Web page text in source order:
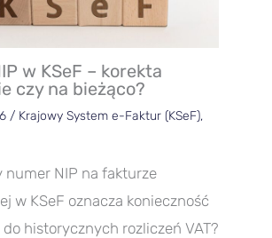
w KSeF – korekta
czy na bieżąco?
/ Krajowy System e-Faktur (KSeF),
numer NIP na fakturze
w KSeF oznacza konieczność
historycznych rozliczeń VAT?